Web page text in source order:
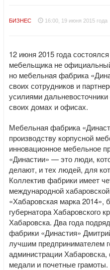
БИЗНЕС 16:00, 19 июня 2015 года
12 июня 2015 года
мебельщика не
но мебельная фабрика
своих сотрудников и
усилиями
своих домах и офисах.
Мебельная фабрика
производству корпусной
инновационное мебельное
«Династии» — это люди,
делают, и тех людей, для
Коллектив фабрики имеет
международной
«Хабаровская марка 2014»,
губернатора Хабаровского
Хабаровска. Два года
фабрики «Династия»
лучшим предпринимателем
администрации
медали и почетные грамоты.